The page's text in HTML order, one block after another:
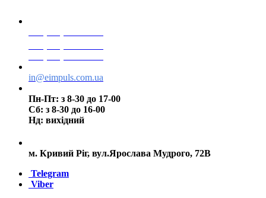
in@eimpuls.com.ua
Пн-Пт: з 8-30 до 17-00
Сб: з 8-30 до 16-00
Нд: вихідний
м. Кривий Ріг, вул.Ярослава Мудрого, 72В
Telegram
Viber